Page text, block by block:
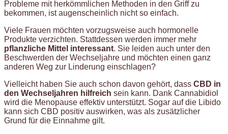
Probleme mit herkömmlichen Methoden in den Griff zu
bekommen, ist augenscheinlich nicht so einfach.
Viele Frauen möchten vorzugsweise auch hormonelle
Produkte verzichten. Stattdessen werden immer mehr
pflanzliche Mittel interessant. Sie leiden auch unter den
Beschwerden der Wechseljahre und möchten einen ganz
anderen Weg zur Linderung einschlagen?
Vielleicht haben Sie auch schon davon gehört, dass CBD in
den Wechseljahren hilfreich sein kann. Dank Cannabidiol
wird die Menopause effektiv unterstützt. Sogar auf die Libido
kann sich CBD positiv auswirken, was als zusätzlicher
Grund für die Einnahme gilt.